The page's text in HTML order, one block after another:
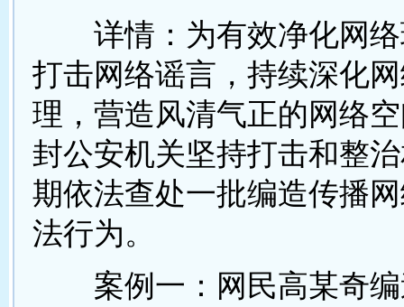
详情：为有效净化网络
打击网络谣言，持续深化
理，营造风清气正的网络
封公安机关坚持打击和整
期依法查处一批编造传播
法行为。
案例一：网民高某奇编